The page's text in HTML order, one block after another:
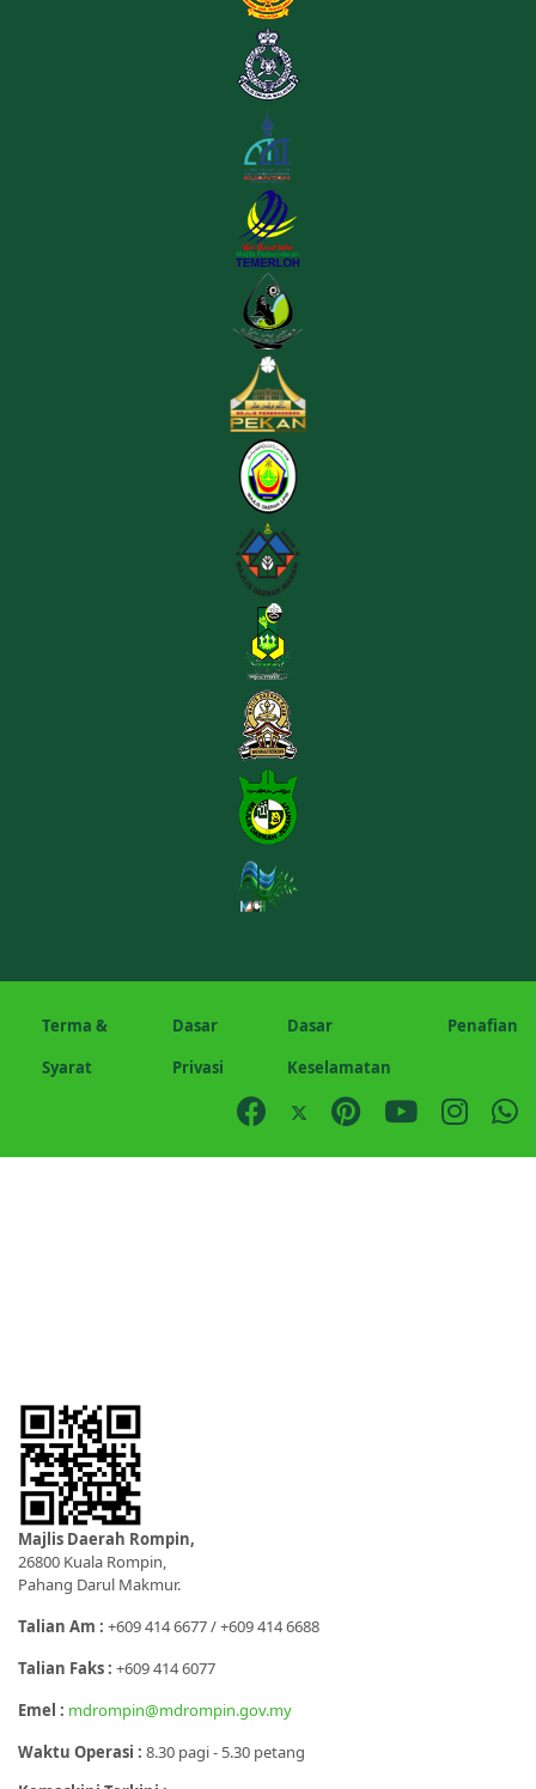
Terma &
Syarat
Dasar
Privasi
Dasar
Keselamatan
Penafian
Majlis Daerah Rompin,
26800 Kuala Rompin,
Pahang Darul Makmur.
Talian Am : +609 414 6677 / +609 414 6688
Talian Faks : +609 414 6077
Emel : mdrompin@mdrompin.gov.my
Waktu Operasi : 8.30 pagi - 5.30 petang